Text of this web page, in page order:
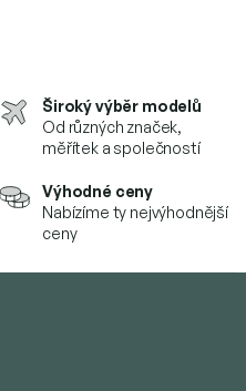
Široký výběr modelů
Od různých značek,
měřítek a společností
Výhodné ceny
Nabízíme ty nejvýhodnější
ceny